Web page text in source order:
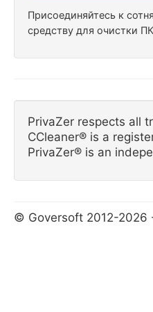
Присоединяйтесь к
средству для очистки
PrivaZer respects all
CCleaner® is a
PrivaZer® is an
© Goversoft 2012-2026